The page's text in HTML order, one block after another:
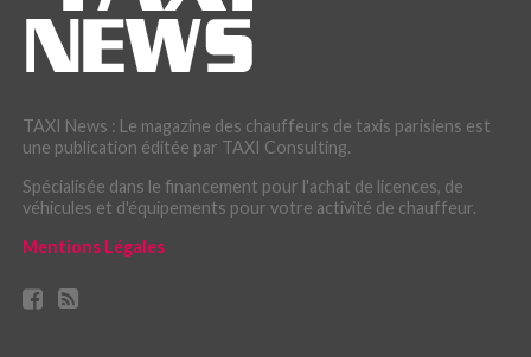
TAXI News : Le magazine des chauffeurs de taxis parisiens est
une publication éditée par TAXI Consulting.
Spécialisée dans le financement pour l'achat de licences, de
véhicules et d'équipements pour votre activité de chauffeur.
Mentions Légales